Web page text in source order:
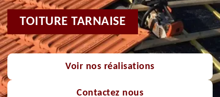
TOITURE TARNAISE
Voir nos réalisations
Contactez nous